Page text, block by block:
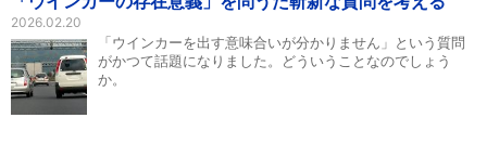
2026.02.20
「ウインカーを出す意味合いが分かりません」という質問
がかつて話題になりました。どういうことなのでしょう
か。